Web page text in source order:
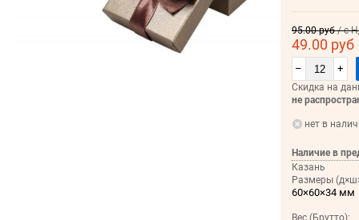
95.00 руб/ с
49.00 руб
– +
Скидка на
не
нет в
Наличие в
Казань
Размеры
60×60×34 мм